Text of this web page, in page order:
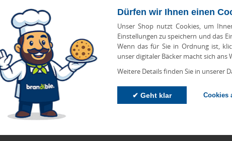
Dürfen wir Ihnen einen
Unser Shop nutzt Cookies, um
Einstellungen zu speichern und das
Wenn das für Sie in Ordnung ist,
unser digitaler Bäcker macht sich ans
Weitere Details finden Sie in unserer
✔ Geht klar Cookies
(45 g), 4 HARIBO Goldbären Tütchen (je 10 g), 2 Chupa Chups Lutscher
Fruchtmark (3%), Säuerungsmittel (Milchsäure, Apfelsäure,
Aromen, Farbstoffe (Kurkumin, Capsanthin, Beetenrot)
(PDF, ca. 815 KB)
kann es zu Abweichungen bei Preisen und Produktinformationen
ohne Werbeanbringungskosten. Preise für Direktimport erhalten Sie auf